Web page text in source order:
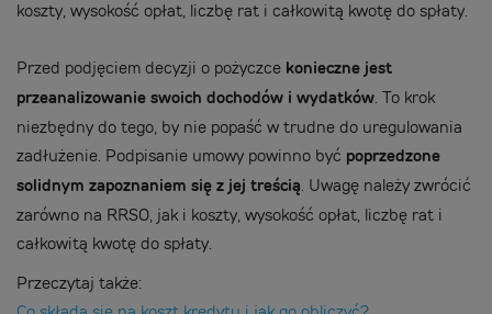
koszty, wysokość opłat, liczbę rat i całkowitą kwotę do spłaty.
Przed podjęciem decyzji o pożyczce konieczne jest
przeanalizowanie swoich dochodów i wydatków. To krok
niezbędny do tego, by nie popaść w trudne do uregulowania
zadłużenie. Podpisanie umowy powinno być poprzedzone
solidnym zapoznaniem się z jej treścią. Uwagę należy zwrócić
zarówno na RRSO, jak i koszty, wysokość opłat, liczbę rat i
całkowitą kwotę do spłaty.
Przeczytaj także: